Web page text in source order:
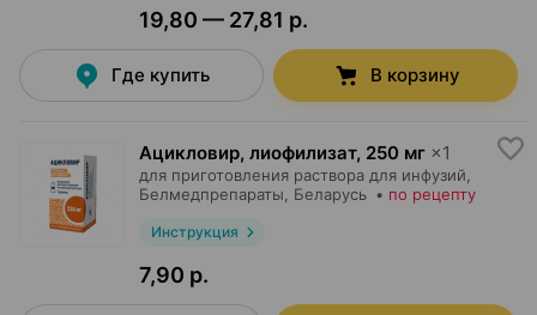
19,80 — 27,81 р.
Где купить В корзину
Ацикловир, лиофилизат, 250 мг ×1
для приготовления раствора для инфузий,
Белмедпрепараты , Беларусь • по рецепту
Инструкция
7,90 р.